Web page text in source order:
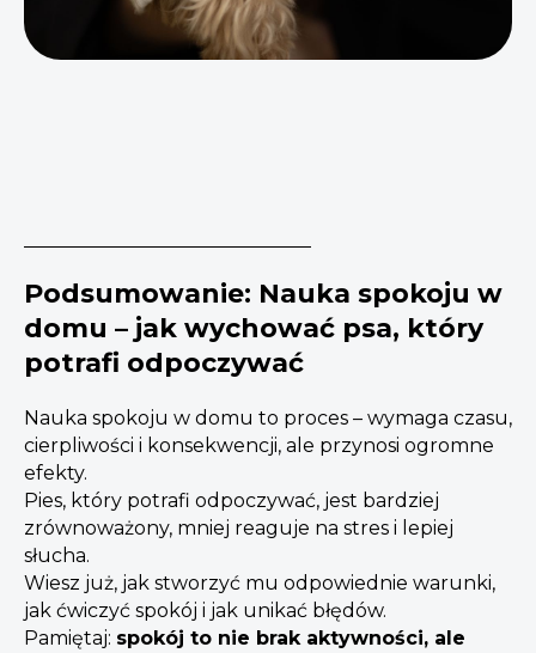
Podsumowanie: Nauka spokoju w
domu – jak wychować psa, który
potrafi odpoczywać
Nauka spokoju w domu to proces – wymaga czasu,
cierpliwości i konsekwencji, ale przynosi ogromne
efekty.
Pies, który potrafi odpoczywać, jest bardziej
zrównoważony, mniej reaguje na stres i lepiej
słucha.
Wiesz już, jak stworzyć mu odpowiednie warunki,
jak ćwiczyć spokój i jak unikać błędów.
Pamiętaj: spokój to nie brak aktywności, ale